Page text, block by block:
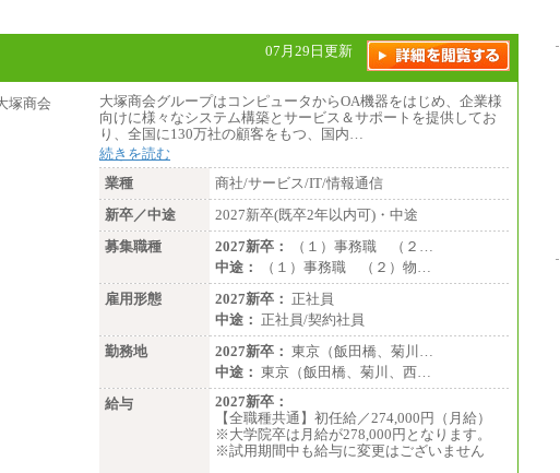
（2）【正社員】総合職：月給300,000円（大
※試用期間も同額
07月29日更新
大塚商会グループはコンピュータからOA機器をはじめ、企業様
向けに様々なシステム構築とサービス＆サポートを提供してお
り、全国に130万社の顧客をもつ、国内…
続きを読む
業種
商社/サービス/IT/情報通信
新卒／中途
2027新卒(既卒2年以内可)・中途
募集職種
2027新卒：
（１）事務職 （２…
中途：
（１）事務職 （２）物…
雇用形態
2027新卒： 正社員
中途： 正社員/契約社員
勤務地
2027新卒： 東京（飯田橋、菊川…
中途： 東京（飯田橋、菊川、西…
給与
2027新卒：
【全職種共通】初任給／274,000円（月給）
※大学院卒は月給が278,000円となります。
※試用期間中も給与に変更はございません